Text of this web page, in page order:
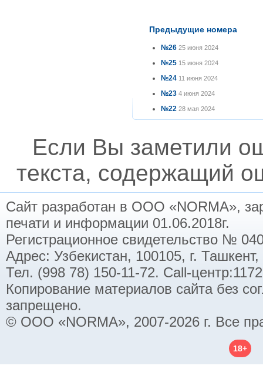
Предыдущие номера
№26 25 июня 2024
№25 15 июня 2024
№24 11 июня 2024
№23 4 июня 2024
№22 28 мая 2024
Если Вы заметили
текста, содержащий
Сайт разработан в ООО «NORMA»,
печати и информации 01.06.2018г.
Регистрационное свидетельство №
Адрес: Узбекистан, 100105, г.
Тел. (998 78) 150-11-72. Call-
Копирование материалов сайта без
запрещено.
© ООО «NORMA», 2007-2026 г. Все
18+